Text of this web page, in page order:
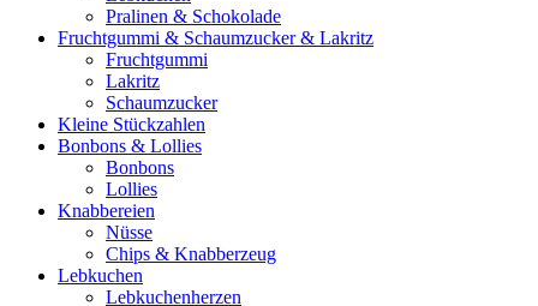
Pralinen & Schokolade
Fruchtgummi & Schaumzucker & Lakritz
Fruchtgummi
Lakritz
Schaumzucker
Kleine Stückzahlen
Bonbons & Lollies
Bonbons
Lollies
Knabbereien
Nüsse
Chips & Knabberzeug
Lebkuchen
Lebkuchenherzen